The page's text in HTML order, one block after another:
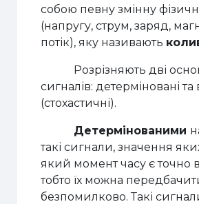
собою певну змінну
(напругу, струм, заряд,
потік), яку називають
Розрізняють дві
сигналів: детерміновані
(стохастичні).
Детермінованими
такі сигнали, значення
який момент часу є точно
тобто їх можна
безпомилково. Такі